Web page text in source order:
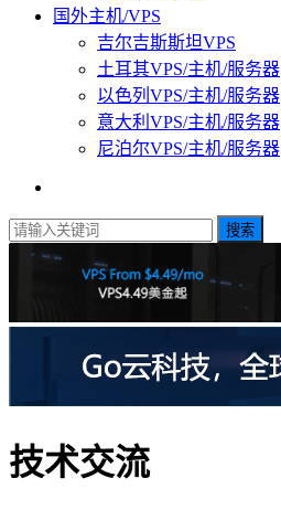
国外主机/VPS
吉尔吉斯斯坦VPS
土耳其VPS/主机/服务器
以色列VPS/主机/服务器
意大利VPS/主机/服务器
尼泊尔VPS/主机/服务器
搜索
技术交流